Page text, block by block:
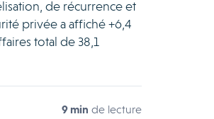
de récurrence et
privée a affiché +6,4
total de 38,1
9 min de lecture